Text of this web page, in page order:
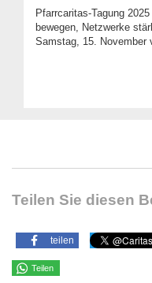
Pfarrcaritas-Tagung
bewegen, Netzwerke
Samstag, 15. November
Teilen Sie diesen
teilen
Teilen